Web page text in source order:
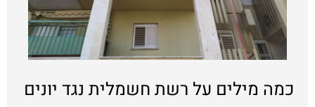
כמה מילים על רשת חשמלית נגד יונים